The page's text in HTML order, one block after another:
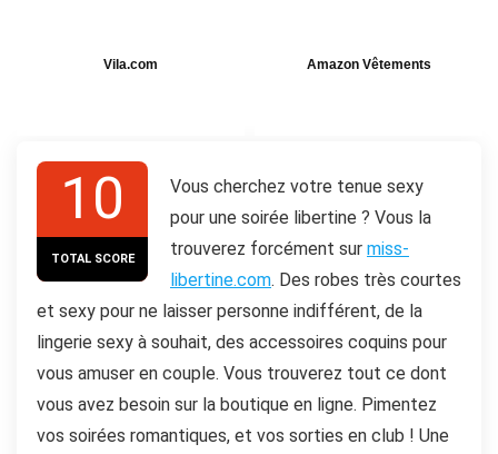
Vila.com Amazon Vêtements
10
TOTAL SCORE
Vous cherchez votre tenue sexy
pour une soirée libertine ? Vous la
trouverez forcément sur miss-
libertine.com. Des robes très courtes
et sexy pour ne laisser personne indifférent, de la
lingerie sexy à souhait, des accessoires coquins pour
vous amuser en couple. Vous trouverez tout ce dont
vous avez besoin sur la boutique en ligne. Pimentez
vos soirées romantiques, et vos sorties en club ! Une